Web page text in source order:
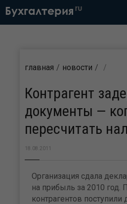
Бухгалтерия ru
главная новости
Контрагент
документы —
пересчитать
18.08.2011
Организация сдала
на прибыль за 2010 год.
контрагентов